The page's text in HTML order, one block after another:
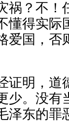
祸？不！
懂得实际
爱国，否
明，道
少。没有
泽东的罪